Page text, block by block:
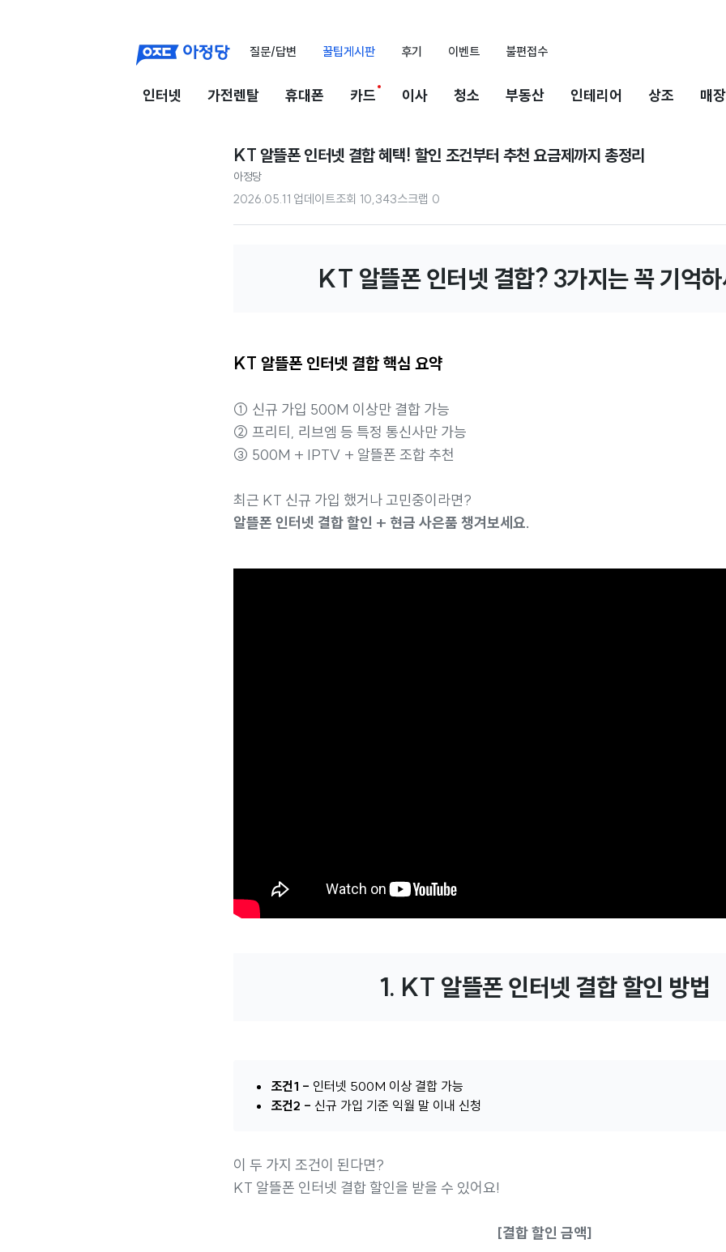
질문/답변 꿀팁게시판 후기 이벤트 불편접수
인터넷 가전렌탈 휴대폰 카드 이사 청소 부동산 인테리어 상조 매
KT 알뜰폰 인터넷 결합 혜택! 할인 조건부터 추천 요금제까지 총정리
아정당
2026.05.11 업데이트조회 10,343스크랩 0
KT 알뜰폰 인터넷 결합? 3가지는 꼭 기억
KT 알뜰폰 인터넷 결합 핵심 요약
① 신규 가입 500M 이상만 결합 가능
② 프리티, 리브엠 등 특정 통신사만 가능
③ 500M + IPTV + 알뜰폰 조합 추천
최근 KT 신규 가입 했거나 고민중이라면?
알뜰폰 인터넷 결합 할인 + 현금 사은품 챙겨보세요.
1. KT 알뜰폰 인터넷 결합 할인 방법
조건1 - 인터넷 500M 이상 결합 가능
조건2 - 신규 가입 기준 익월 말 이내 신청
이 두 가지 조건이 된다면?
KT 알뜰폰 인터넷 결합 할인을 받을 수 있어요!
[결합 할인 금액]